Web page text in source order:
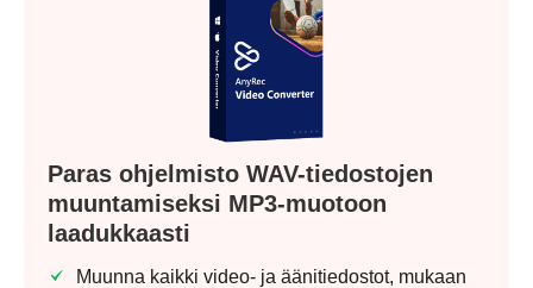
Paras ohjelmisto WAV-tiedostojen
muuntamiseksi MP3-muotoon
laadukkaasti
Muunna kaikki video- ja äänitiedostot, mukaan